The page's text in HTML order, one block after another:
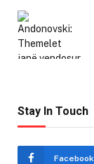
Stay In Touch
Facebook